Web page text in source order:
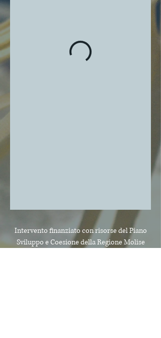
Intervento finanziato con risorse del Piano
Sviluppo e Coesionedella Regione Molise